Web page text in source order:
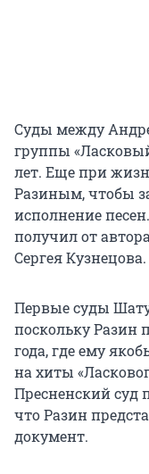
Суды между
группы
лет. Еще при
Разиным, чтобы
исполнение
получил от
Сергея Кузнецова.
Первые суды
поскольку Разин
года, где ему
на хиты
Пресненский суд
что Разин
документ.